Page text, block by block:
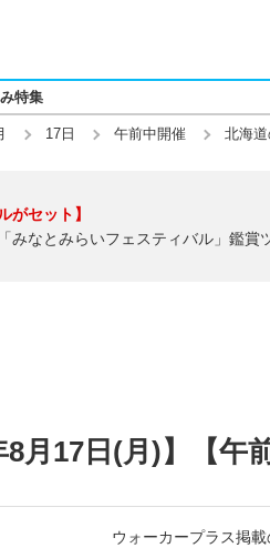
特集
17日 午前中開催 北海道
がセット】
みなとみらいフェスティバル」鑑賞
月17日(月)】【午
ウォーカープラス掲